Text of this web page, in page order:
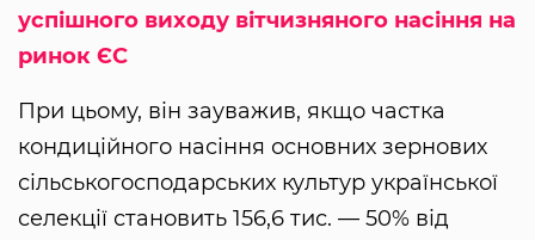
успішного виходу вітчизняного насіння на
ринок ЄС
При цьому, він зауважив, якщо частка
кондиційного насіння основних зернових
сільськогосподарських культур української
селекції становить 156,6 тис. — 50% від